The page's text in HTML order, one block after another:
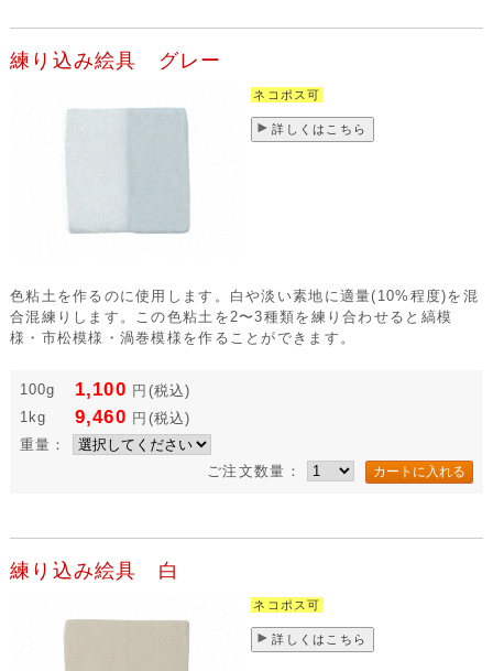
練り込み絵具 グレー
ネコポス可
詳しくはこちら
色粘土を作るのに使用します。白や淡い素地に適量(10%程度)を混
合混練りします。この色粘土を2〜3種類を練り合わせると縞模
様・市松模様・渦巻模様を作ることができます。
100g 1,100 円 (税込)
1kg
9,460 円 (税込)
重量：
ご注文数量：
練り込み絵具 白
ネコポス可
詳しくはこちら